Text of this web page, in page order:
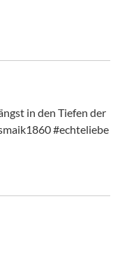
in den Tiefen der
#echteliebe